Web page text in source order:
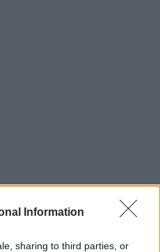
Information
sharing to third parties, or